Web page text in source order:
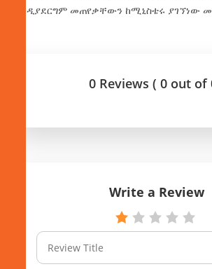
እንዲያደርግም መጠየቃቸውን ከሚኒስቴሩ ያገኘነው
0 Reviews ( 0 out of
Write a Review